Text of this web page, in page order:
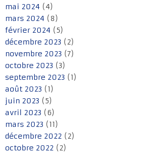
mai 2024 (4)
mars 2024 (8)
février 2024 (5)
décembre 2023 (2)
novembre 2023 (7)
octobre 2023 (3)
septembre 2023 (1)
août 2023 (1)
juin 2023 (5)
avril 2023 (6)
mars 2023 (11)
décembre 2022 (2)
octobre 2022 (2)